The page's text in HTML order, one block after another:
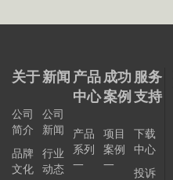
关于
公司
简介
品牌
文化
新闻
公司
新闻
行业
动态
产品
中心
产品
系列
一
成功
案例
项目
案例
一
服务
支持
下载
中心
投诉